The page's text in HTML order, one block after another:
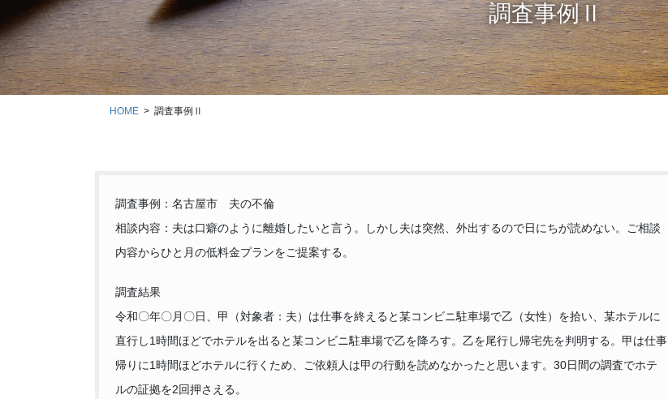
調査事例Ⅱ
HOME 調査事例Ⅱ
調査事例：名古屋市 夫の不倫
相談内容：夫は口癖のように離婚したいと言う。しかし夫は突然、外出するので日にちが読めない。ご相談
内容からひと月の低料金プランをご提案する。
調査結果
令和〇年〇月〇日、甲（対象者：夫）は仕事を終えると某コンビニ駐車場で乙（女性）を拾い、某ホテルに
直行し1時間ほどでホテルを出ると某コンビニ駐車場で乙を降ろす。乙を尾行し帰宅先を判明する。甲は仕事
帰りに1時間ほどホテルに行くため、ご依頼人は甲の行動を読めなかったと思います。30日間の調査でホテ
ルの証拠を2回押さえる。